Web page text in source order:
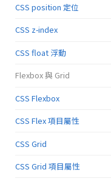
CSS position 定位
CSS z-index
CSS float 浮動
Flexbox 與 Grid
CSS Flexbox
CSS Flex 項目屬性
CSS Grid
CSS Grid 項目屬性